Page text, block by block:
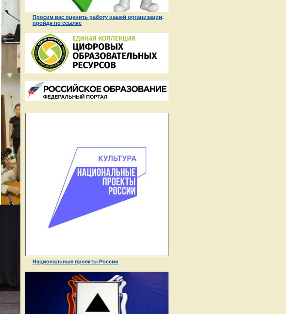
Просим вас оценить работу нашей организации,
пройдя по ссылке
Национальные проекты России